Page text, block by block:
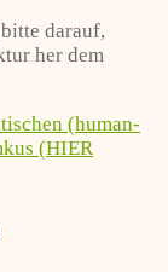
darauf,
her dem
(human-
(HIER